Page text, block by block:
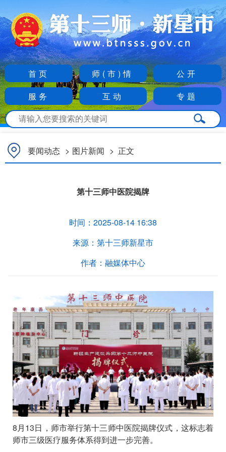
首页 师(市)情
公开
服务
互动 专题
要闻动态 > 图片新闻 > 正文
第十三师中医院揭牌
时间： 2025-08-14 16:38
来源： 第十三师新星市
作者： 融媒体中心
8月13日，师市举行第十三师中医院揭牌仪式，这标志着
师市三级医疗服务体系得到进一步完善。